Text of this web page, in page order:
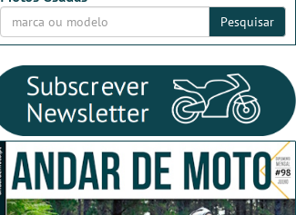
Pesquisar